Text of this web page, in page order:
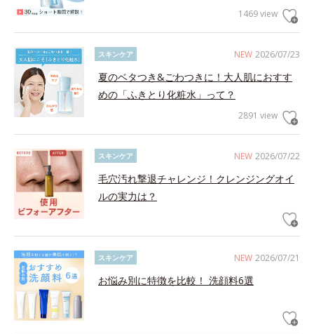
1469 view
NEW 2026/07/23
スキンケア
夏のベタつき&ごわつきに！大人肌におすす
めの「ふきとり化粧水」って？
2891 view
NEW 2026/07/22
スキンケア
毛穴汚れ撃退チャレンジ！クレンジングオイ
ルの実力は？
NEW 2026/07/21
スキンケア
お悩み別に特徴を比較！ 洗顔料6選